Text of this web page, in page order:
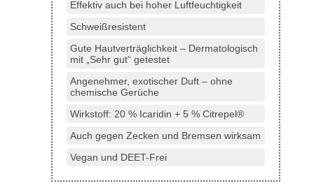
Effektiv auch bei hoher Luftfeuchtigkeit
Schweißresistent
Gute Hautverträglichkeit – Dermatologisch
mit „Sehr gut“ getestet
Angenehmer, exotischer Duft – ohne
chemische Gerüche
Wirkstoff: 20 % Icaridin + 5 % Citrepel®
Auch gegen Zecken und Bremsen wirksam
Vegan und DEET-Frei